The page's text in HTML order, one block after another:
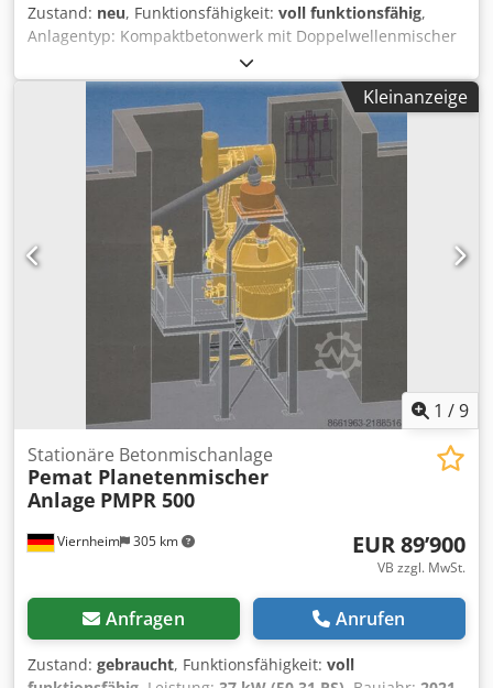
Zustand: neu, Funktionsfähigkeit: voll funktionsfähig,
Anlagentyp: Kompaktbetonwerk mit Doppelwellenmischer
Anlagenleistung: 100 m³/h Frischbeton Mischerleistung:
3000/2000 l (2 m³ Pressbeton) Zentralschmieranlage: ILC
(Made in Italy) Steuerung: Vollautomatische PC-SPS-
Drucker-Steuerung Elektronik: Siemens Weitere
Ausstattung und Zubehör: Italienisch Unbegrenzte
Benutzeranzahl und Fernzugriff Sehr niedrige
Transportkosten: nur ein Container. Die Installation und
Inbetriebnahme der Anlage liegt in unserer
Verantwortung. Wir bieten einen exzellenten
Kundendienst. 24/7-Service Wir exportieren über 1000
Betonmischanlagen in über 90 Länder weltweit. *
NIEDRIGE VERSANDKOSTEN (nur zwei 40-Fuß-OT-Container
oder zwei Standardanhänger) * SCHNELLE INSTALLATION *
EINFACHE UND EINFACHE BEDIENUNG Dcsdpswhvwhofx Ag
Kleinanzeige
1 /9
Viernheim 305 km
Stationäre Betonmischanlage
Pemat Planetenmischer
Anlage PMPR 500
EUR 89’900
VB zzgl. MwSt.
Anfragen Anrufen
Zustand: gebraucht, Funktionsfähigkeit: voll